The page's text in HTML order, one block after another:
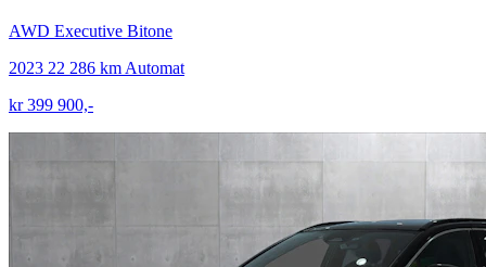
AWD Executive Bitone
2023 22 286 km Automat
kr 399 900,-